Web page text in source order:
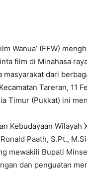
Wanua’ (FFW)
film di Minahasa
dari
Tareran, 11
Timur (Pukkat) ini
Kebudayaan Wilayah
Paath, S.Pt.,
mewakili Bupati
dan penguatan